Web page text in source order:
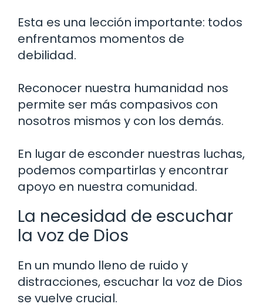
Esta es una lección importante: todos
enfrentamos momentos de
debilidad.
Reconocer nuestra humanidad nos
permite ser más compasivos con
nosotros mismos y con los demás.
En lugar de esconder nuestras luchas,
podemos compartirlas y encontrar
apoyo en nuestra comunidad.
La necesidad de escuchar
la voz de Dios
En un mundo lleno de ruido y
distracciones, escuchar la voz de Dios
se vuelve crucial.